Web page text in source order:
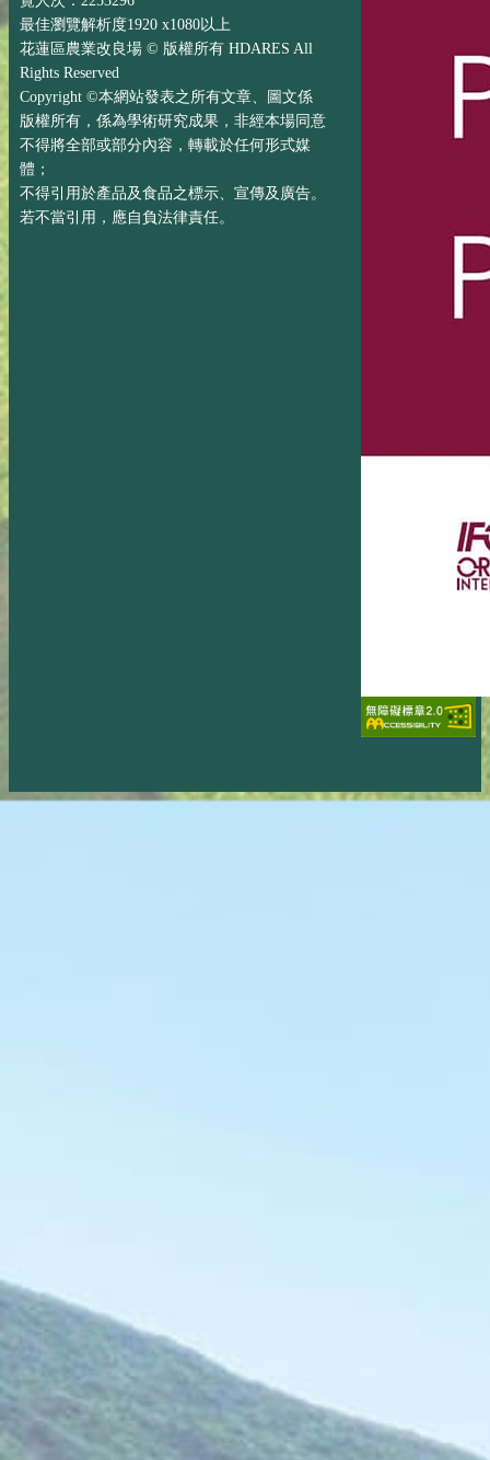
最佳瀏覽解析度1920 x1080以上
花蓮區農業改良場 © 版權所有 HDARES All
Rights Reserved
Copyright ©本網站發表之所有文章、圖文係
版權所有，係為學術研究成果，非經本場同意
不得將全部或部分內容，轉載於任何形式媒
體；
不得引用於產品及食品之標示、宣傳及廣告。
若不當引用，應自負法律責任。